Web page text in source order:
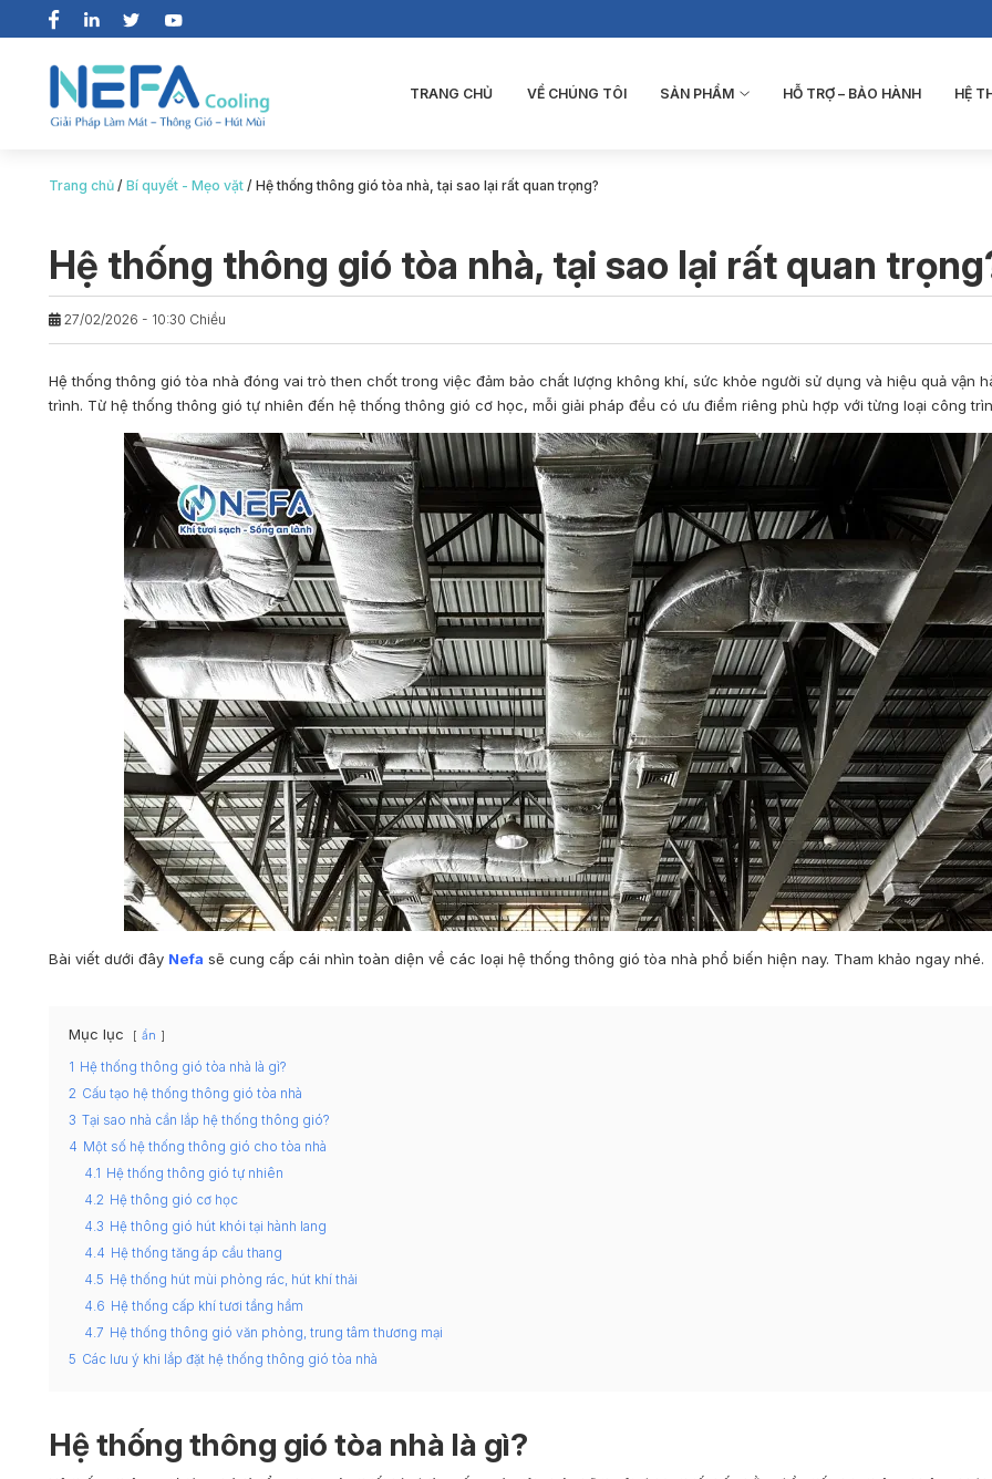
TRANG CHỦ VỀ CHÚNG TÔI SẢN PHẨM HỖ TRỢ – BẢO HÀNH HỆ
Trang chủ /Bí quyết - Mẹo vặt /Hệ thống thông gió tòa nhà, tại sao lại rất quan trọng?
Hệ thống thông gió tòa nhà, tại sao lại rất quan
27/02/2026 - 10:30 Chiều
Hệ thống thông gió tòa nhà đóng vai trò then chốt trong việc đảm bảo chất lượng không khí, sức khỏe người sử dụng và hiệu quả vận
trình. Từ hệ thống thông gió tự nhiên đến hệ thống thông gió cơ học, mỗi giải pháp đều có ưu điểm riêng phù hợp với từng loại công
Bài viết dưới đây Nefa sẽ cung cấp cái nhìn toàn diện về các loạihệ thống thông gió tòa nhà phổ biến hiện nay. Tham khảo ngay nhé.
Mục lục ẩn
1
Hệ thống thông gió tòa nhà là gì?
2 Cấu tạo hệ thống thông gió tòa nhà
3 Tại sao nhà cần lắp hệ thống thông gió?
4 Một số hệ thống thông gió cho tòa nhà
4.1
Hệ thống thông gió tự nhiên
4.2 Hệ thông gió cơ học
4.3 Hệ thông gió hút khói tại hành lang
4.4 Hệ thống tăng áp cầu thang
4.5 Hệ thống hút mùi phòng rác, hút khí thải
4.6 Hệ thống cấp khí tươi tầng hầm
4.7 Hệ thống thông gió văn phòng, trung tâm thương mại
5 Các lưu ý khi lắp đặt hệ thống thông gió tòa nhà
Hệ thống thông gió tòa nhà là gì?